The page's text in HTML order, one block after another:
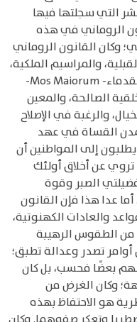
التي سجلتها فيها
الروماني في هذه
وكان القانون الروماني
والمراسيم الملكية،
والأوامر الكهنوتية. وبقيت أساليب القدماء- Mos Maiorum-
الصالحة، والمعين
والرغبة في الإصلاح
القساة في عهد
إلى المواطنين أن
عن أخلاق أولئك
الصبر وقوة
عدا هذا فإن القانون
والعادات الكهنوتية،
من الطقوس الرهيبة
تصدر وعدالة تطبق؛
بعضًا فحسب، بل كان
وكان الغرض من
هو الاحتفاظ بهذه